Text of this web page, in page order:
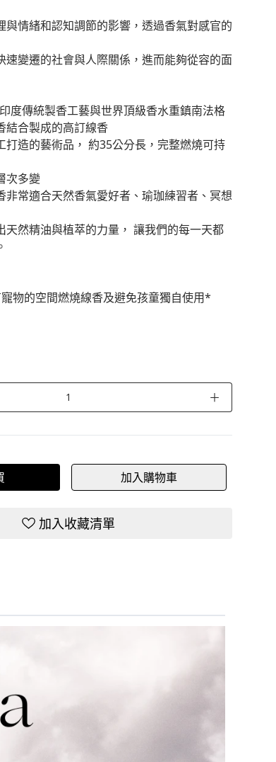
與情緒和認知調節的影響，透過香氣對感官的
速變遷的社會與人際關係，進而能夠從容的面
度傳統製香工藝與世界頂級香水重鎮南法格
結合製成的高訂線香
打造的藝術品， 約35公分長，完整燃燒可持
次多變
非常適合天然香氣愛好者、瑜珈練習者、冥想
天然精油與植萃的力量， 讓我們的每一天都
物的空間燃燒線香及避免孩童獨自使用*
＋
加入購物車
加入收藏清單